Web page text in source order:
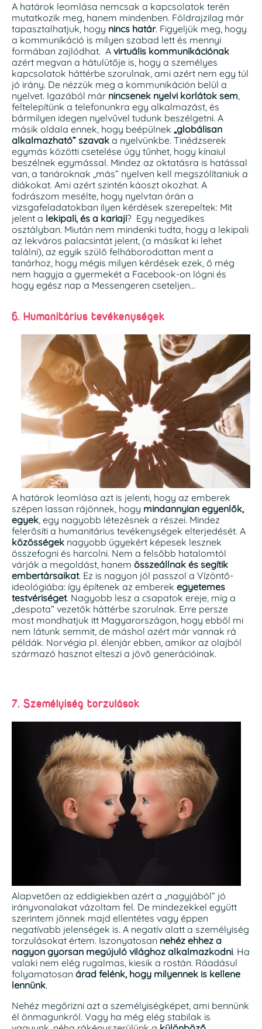
A határok leomlása nemcsak a kapcsolatok terén
mutatkozik meg, hanem mindenben. Földrajzilag már
tapasztalhatjuk, hogy nincs határ. Figyeljük meg, hogy
a kommunikáció is milyen szabad lett és mennyi
formában zajlódhat. A virtuális kommunikációnak
azért megvan a hátulütője is, hogy a személyes
kapcsolatok háttérbe szorulnak, ami azért nem egy túl
jó irány. De nézzük meg a kommunikáción belül a
nyelvet. Igazából már nincsenek nyelvi korlátok sem,
feltelepítünk a telefonunkra egy alkalmazást, és
bármilyen idegen nyelvűvel tudunk beszélgetni. A
másik oldala ennek, hogy beépülnek „globálisan
alkalmazható” szavak a nyelvünkbe. Tinédzserek
egymás közötti csetelése úgy tűnhet, hogy kínaiul
beszélnek egymással. Mindez az oktatásra is hatással
van, a tanároknak „más” nyelven kell megszólítaniuk a
diákokat. Ami azért szintén káoszt okozhat. A
fodrászom mesélte, hogy nyelvtan órán a
vizsgafeladatokban ilyen kérdések szerepeltek: Mit
jelent a lekipali, és a kariaji? Egy negyedikes
osztályban. Miután nem mindenki tudta, hogy a lekipali
az lekváros palacsintát jelent, (a másikat ki lehet
találni), az egyik szülő felháborodottan ment a
tanárhoz, hogy mégis milyen kérdések ezek, ő még
nem hagyja a gyermekét a Facebook-on lógni és
hogy egész nap a Messengeren cseteljen…
6. Humanitárius tevékenységek
A határok leomlása azt is jelenti, hogy az emberek
szépen lassan rájönnek, hogy mindannyian egyenlők,
egyek, egy nagyobb létezésnek a részei. Mindez
felerősíti a humanitárius tevékenységek elterjedését. A
közösségek nagyobb ügyekért képesek lesznek
összefogni és harcolni. Nem a felsőbb hatalomtól
várják a megoldást, hanem összeállnak és segítik
embertársaikat. Ez is nagyon jól passzol a Vízöntő-
ideológiába: így építenek az emberek egyetemes
testvériséget. Nagyobb lesz a csapatok ereje, míg a
„despota” vezetők háttérbe szorulnak. Erre persze
most mondhatjuk itt Magyarországon, hogy ebből mi
nem látunk semmit, de máshol azért már vannak rá
példák. Norvégia pl. élenjár ebben, amikor az olajból
származó hasznot elteszi a jövő generációinak.
7. Személyiség torzulások
Alapvetően az eddigiekben azért a „nagyjából” jó
irányvonalakat vázoltam fel. De mindezekkel együtt
szerintem jönnek majd ellentétes vagy éppen
negatívabb jelenségek is. A negatív alatt a személyiség
torzulásokat értem. Iszonyatosan nehéz ehhez a
nagyon gyorsan megújuló világhoz alkalmazkodni. Ha
valaki nem elég rugalmas, kiesik a rostán. Ráadásul
folyamatosan árad felénk, hogy milyennek is kellene
lennünk.
Nehéz megőrizni azt a személyiségképet, ami bennünk
él önmagunkról. Vagy ha még elég stabilak is